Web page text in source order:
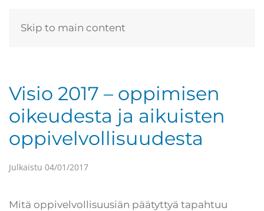
Skip to main content
Visio 2017 – oppimisen
oikeudesta ja aikuisten
oppivelvollisuudesta
Julkaistu 04/01/2017
Mitä oppivelvollisuusiän päätyttyä tapahtuu